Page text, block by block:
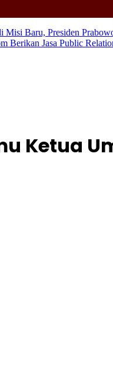
Misi Baru, Presiden
Berikan Jasa Public
Ketua